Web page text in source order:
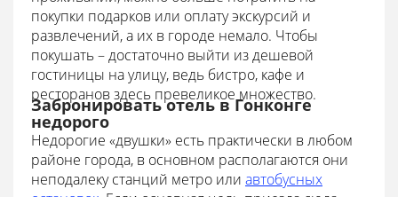
покупки подарков или оплату экскурсий и
развлечений, а их в городе немало. Чтобы
покушать – достаточно выйти из дешевой
гостиницы на улицу, ведь бистро, кафе и
ресторанов здесь превеликое множество.
Забронировать отель в Гонконге
недорого
Недорогие «двушки» есть практически в любом
районе города, в основном располагаются они
неподалеку станций метро или автобусных